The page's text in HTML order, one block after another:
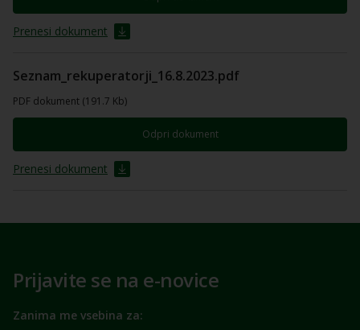
Prenesi dokument
Seznam_rekuperatorji_16.8.2023.pdf
PDF dokument (191.7 Kb)
Odpri dokument
Prenesi dokument
Prijavite se na e-novice
Zanima me vsebina za: